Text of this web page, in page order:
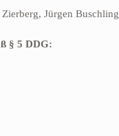
Jürgen
§ 5 DDG: